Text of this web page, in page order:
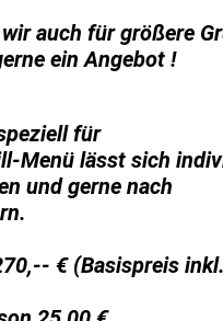
auch für größere
ein Angebot !
für
Menü lässt sich
und gerne nach
€ (Basispreis